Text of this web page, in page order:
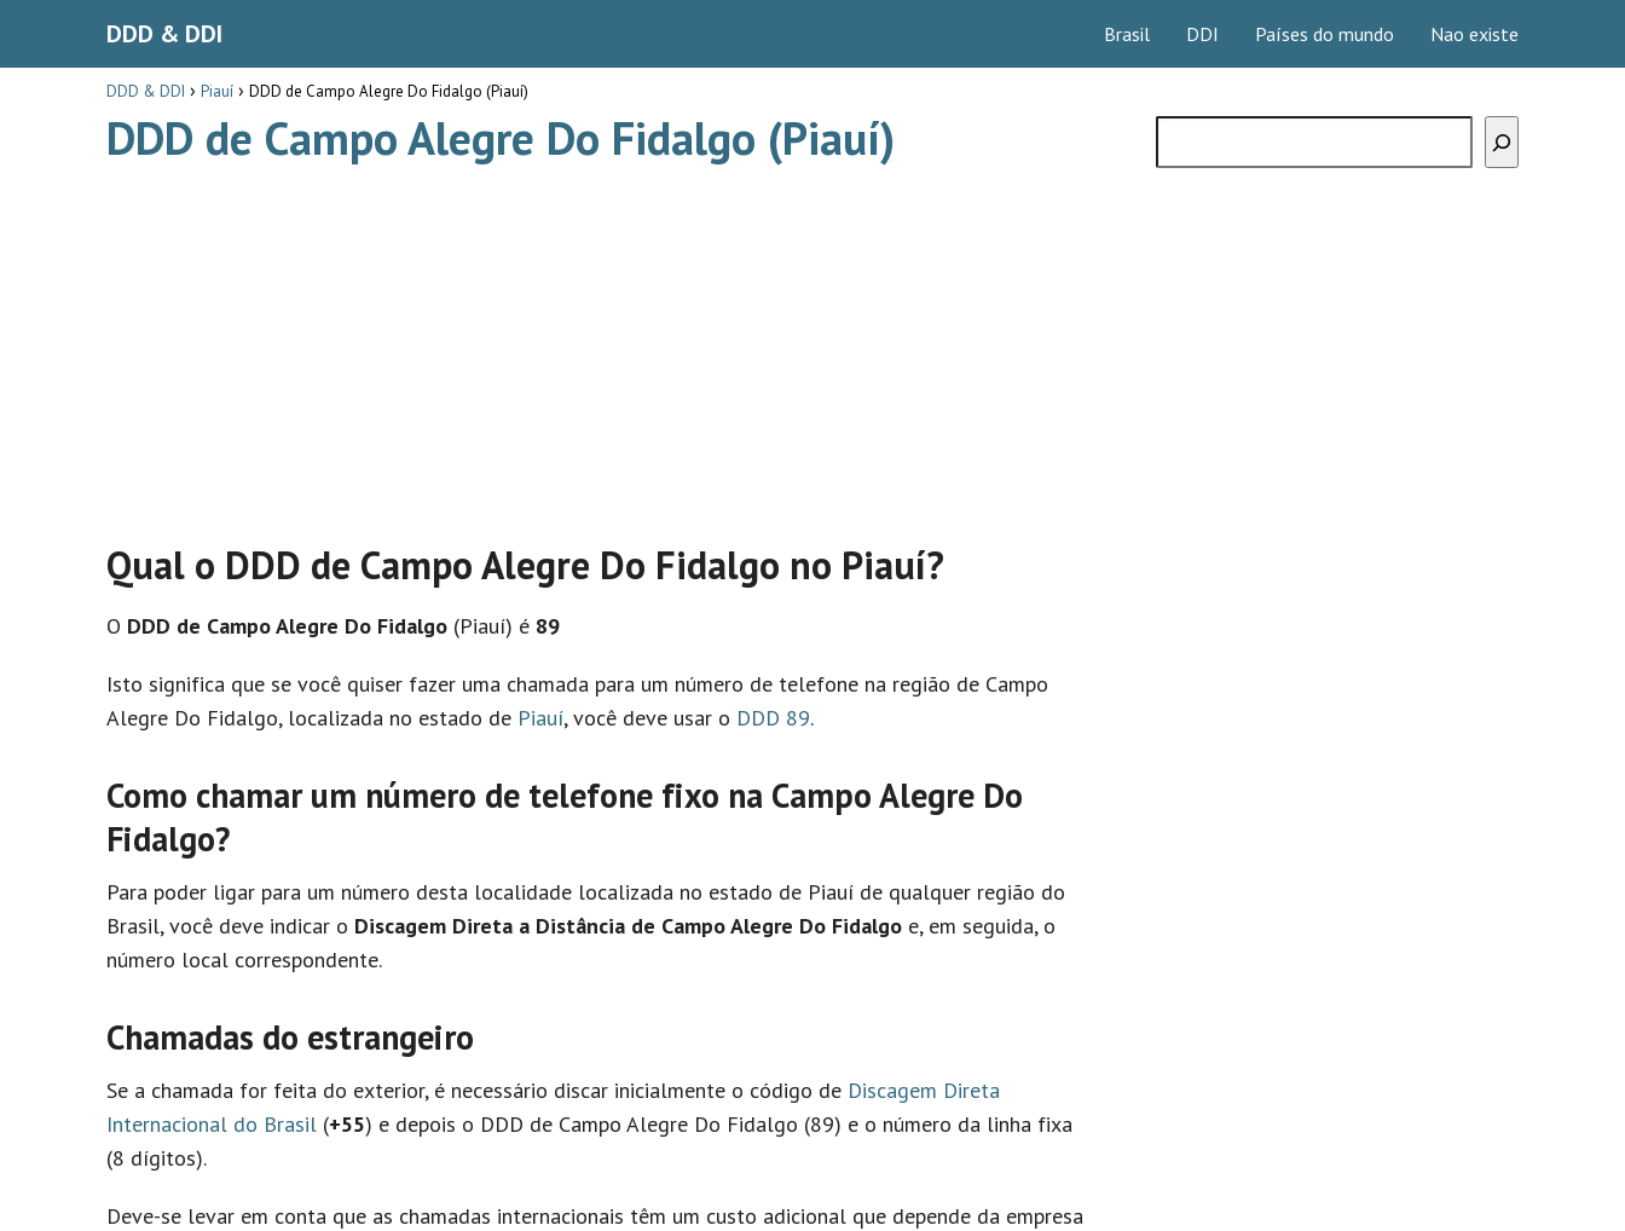
DDD & DDI Brasil DDI Países do mundo Nao existe
DDD & DDI Piauí DDD de Campo Alegre Do Fidalgo (Piauí)
DDD de Campo Alegre Do Fidalgo (Piauí)
Qual o DDD de Campo Alegre Do Fidalgo no Piauí?
O DDD de Campo Alegre Do Fidalgo (Piauí) é 89
Isto significa que se você quiser fazer uma chamada para um número de telefone na região de Campo
Alegre Do Fidalgo, localizada no estado de Piauí, você deve usar o DDD 89.
Como chamar um número de telefone fixo na Campo Alegre Do
Fidalgo?
Para poder ligar para um número desta localidade localizada no estado de Piauí de qualquer região do
Brasil, você deve indicar o Discagem Direta a Distância de Campo Alegre Do Fidalgo e, em seguida, o
número local correspondente.
Chamadas do estrangeiro
Se a chamada for feita do exterior, é necessário discar inicialmente o código de Discagem Direta
Internacional do Brasil (+55) e depois o DDD de Campo Alegre Do Fidalgo (89) e o número da linha fixa
(8 dígitos).
Deve-se levar em conta que as chamadas internacionais têm um custo adicional que depende da empresa